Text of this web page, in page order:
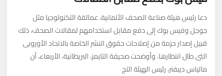
دعا رئيس هيئة صناعة الصحف الألمانية، عمالقة التكنولوجيا مثل
جوجل وفيس بوك إلى دفع مقابل استخدامهم لمقالات الصحف، ذلك
قبيل إصدار حزمة من إصلاحات حقوق النشر الخاصة بالاتحاد الأوروبى
التى طال انتظارها. وأوضحت صحيفة التايمز، البريطانية، الأربعاء، أن
ماتياس ديبفنر، رئيس الهيئة التج